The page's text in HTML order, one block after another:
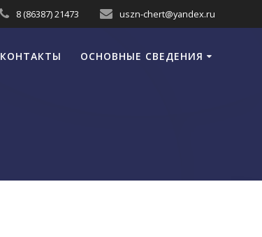
8 (86387) 21473 uszn-chert@yandex.ru
КОНТАКТЫ ОСНОВНЫЕ СВЕДЕНИЯ